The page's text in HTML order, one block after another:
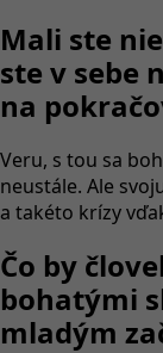
Mali ste
ste v sebe
na
Veru, s tou sa
neustále. Ale
a takéto krízy
Čo by
bohatými
mladým